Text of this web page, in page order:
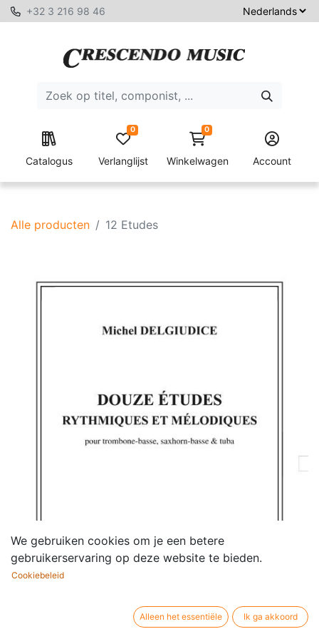
+32 3 216 98 46
Catalogus Verlanglijst
0 0
Winkelwagen Account
Alle producten 12 Etudes
We gebruiken cookies om je een betere
gebruikerservaring op deze website te bieden.
Cookiebeleid
Alleen het essentiële Ik ga akkoord